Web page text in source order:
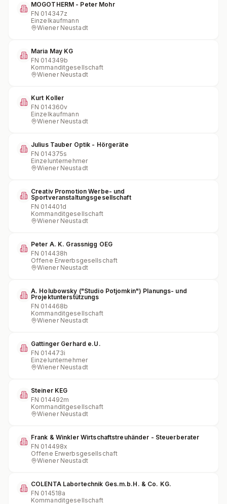
MOGOTHERM - Peter Mohr
FN 014347z
Einzelkaufmann
Wiener Neustadt
Maria May KG
FN 014349b
Kommanditgesellschaft
Wiener Neustadt
Kurt Koller
FN 014360v
Einzelkaufmann
Wiener Neustadt
Julius Tauber Optik - Hörgeräte
FN 014375s
Einzelunternehmer
Wiener Neustadt
Creativ Promotion Werbe- und
Sportveranstaltungsgesellschaft
FN 014401d
Kommanditgesellschaft
Wiener Neustadt
Peter A. K. Grassnigg OEG
FN 014438h
Offene Erwerbsgesellschaft
Wiener Neustadt
A. Holubowsky ("Studio Potjomkin") Planungs- und
Projektunterstützungs
FN 014468b
Kommanditgesellschaft
Wiener Neustadt
Gattinger Gerhard e.U.
FN 014473i
Einzelunternehmer
Wiener Neustadt
Steiner KEG
FN 014492m
Kommanditgesellschaft
Wiener Neustadt
Frank & Winkler Wirtschaftstreuhänder - Steuerberater
FN 014498x
Offene Erwerbsgesellschaft
Wiener Neustadt
COLENTA Labortechnik Ges.m.b.H. & Co. KG.
FN 014518a
Kommanditgesellschaft